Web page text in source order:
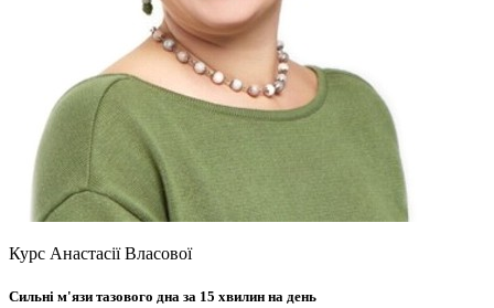
Курс Анастасії Власової
Сильні м'язи тазового дна за 15 хвилин на день